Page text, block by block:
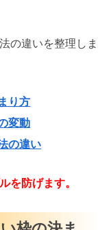
の違いを整理しま
り方
変動
の違い
を防げます。